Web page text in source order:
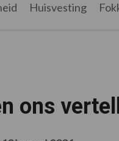
Huisvesting
ons